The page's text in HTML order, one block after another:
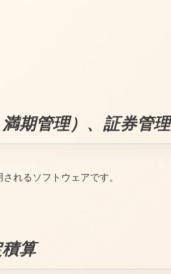
期管理）、証券管理
れるソフトウェアです。
算